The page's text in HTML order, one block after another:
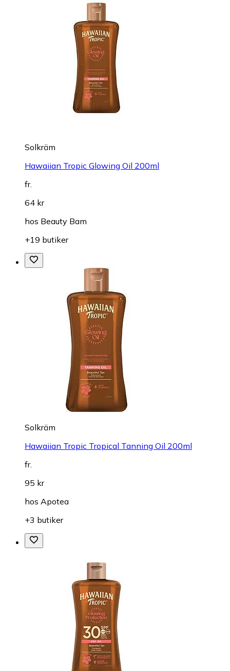
Solkräm
Hawaiian Tropic Glowing Oil 200ml
fr.
64 kr
hos Beauty Bam
+19 butiker
Solkräm
Hawaiian Tropic Tropical Tanning Oil 200ml
fr.
95 kr
hos Apotea
+3 butiker